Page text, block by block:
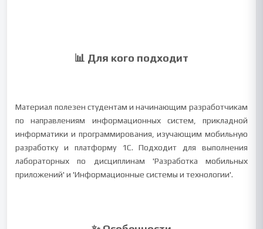
📊 Для кого подходит
Материал полезен студентам и начинающим разработчикам
по направлениям информационных систем, прикладной
информатики и программирования, изучающим мобильную
разработку и платформу 1С. Подходит для выполнения
лабораторных по дисциплинам 'Разработка мобильных
приложений' и 'Информационные системы и технологии'.